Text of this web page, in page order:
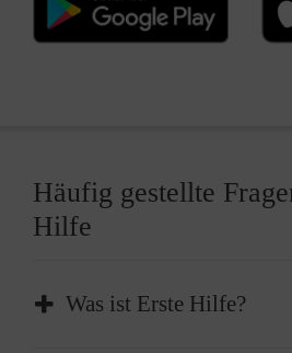
Häufig gestellte
Hilfe
Was ist Erste Hilfe?